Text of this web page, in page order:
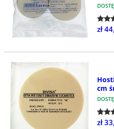
zł
cm
zł